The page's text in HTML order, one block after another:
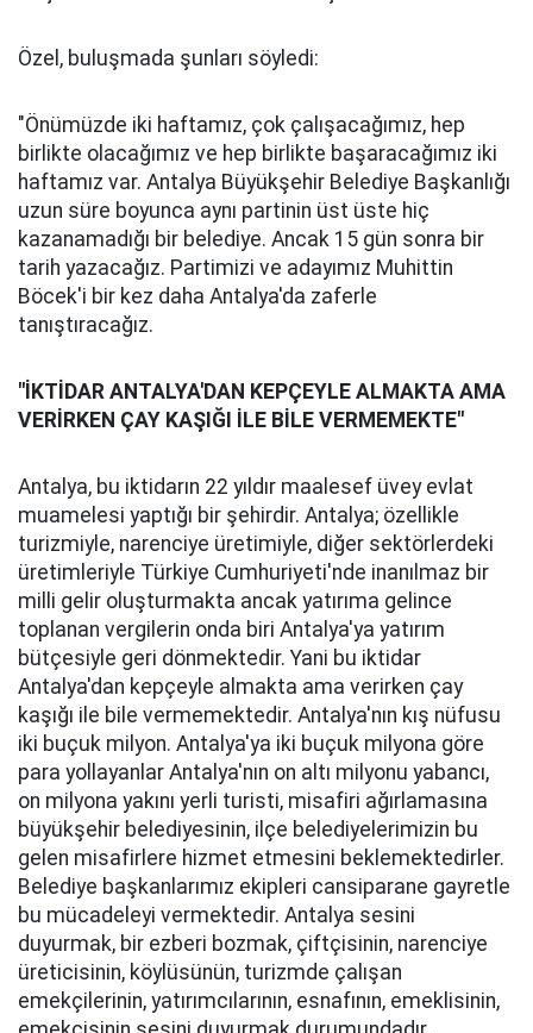
Özel, buluşmada şunları söyledi:
"Önümüzde iki haftamız, çok çalışacağımız, hep
birlikte olacağımız ve hep birlikte başaracağımız iki
haftamız var. Antalya Büyükşehir Belediye Başkanlığı
uzun süre boyunca aynı partinin üst üste hiç
kazanamadığı bir belediye. Ancak 15 gün sonra bir
tarih yazacağız. Partimizi ve adayımız Muhittin
Böcek'i bir kez daha Antalya'da zaferle
tanıştıracağız.
"İKTİDAR ANTALYA'DAN KEPÇEYLE ALMAKTA AMA
VERİRKEN ÇAY KAŞIĞI İLE BİLE VERMEMEKTE"
Antalya, bu iktidarın 22 yıldır maalesef üvey evlat
muamelesi yaptığı bir şehirdir. Antalya; özellikle
turizmiyle, narenciye üretimiyle, diğer sektörlerdeki
üretimleriyle Türkiye Cumhuriyeti'nde inanılmaz bir
milli gelir oluşturmakta ancak yatırıma gelince
toplanan vergilerin onda biri Antalya'ya yatırım
bütçesiyle geri dönmektedir. Yani bu iktidar
Antalya'dan kepçeyle almakta ama verirken çay
kaşığı ile bile vermemektedir. Antalya'nın kış nüfusu
iki buçuk milyon. Antalya'ya iki buçuk milyona göre
para yollayanlar Antalya'nın on altı milyonu yabancı,
on milyona yakını yerli turisti, misafiri ağırlamasına
büyükşehir belediyesinin, ilçe belediyelerimizin bu
gelen misafirlere hizmet etmesini beklemektedirler.
Belediye başkanlarımız ekipleri cansiparane gayretle
bu mücadeleyi vermektedir. Antalya sesini
duyurmak, bir ezberi bozmak, çiftçisinin, narenciye
üreticisinin, köylüsünün, turizmde çalışan
emekçilerinin, yatırımcılarının, esnafının, emeklisinin,